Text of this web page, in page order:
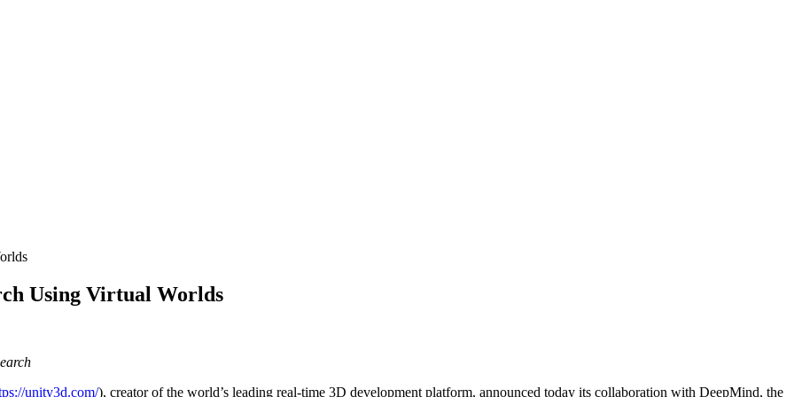
Using Virtual Worlds
unity3d.com/), creator of the world’s leading real-time 3D development platform, announced today its collaboration with DeepMind, the